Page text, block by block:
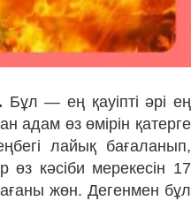
Бұл — ең қауіпті әрі ең
адам өз өмірін қатерге
лайық бағаланып,
өз кәсіби мерекесін 17
жөн. Дегенмен бұл